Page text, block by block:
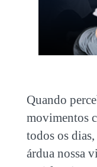
Quando
movimentos
todos os
árdua nossa